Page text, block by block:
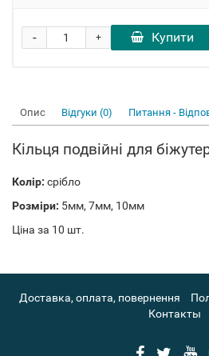
+
- Купити
Опис Відгуки (0) Питання -
Кільця подвійні для
Колір: срібло
Розміри: 5мм, 7мм, 10мм
Ціна за 10 шт.
Доставка, оплата, повернення
Контакты